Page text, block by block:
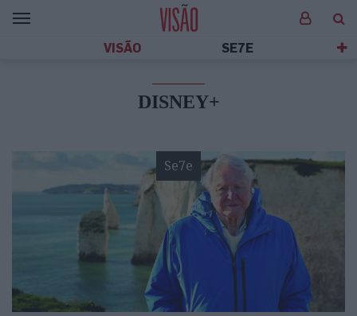
VISÃO SE7E
DISNEY+
Se7e